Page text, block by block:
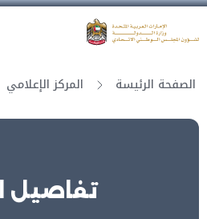
الصفحة الرئيسة المركز الإعلامي
تفاصيل